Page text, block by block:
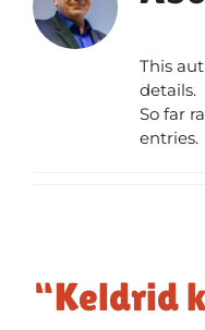
This
details.
So far
entries.
“Keldrid